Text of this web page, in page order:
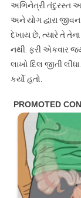
અભિનેત્રી તંદુરસ્ત
અને યોગ દ્વારા
દેખાય છે, ત્યારે તે
નથી. ફરી એકવાર
લાખો દિલ જીતી
કર્યો હતો.